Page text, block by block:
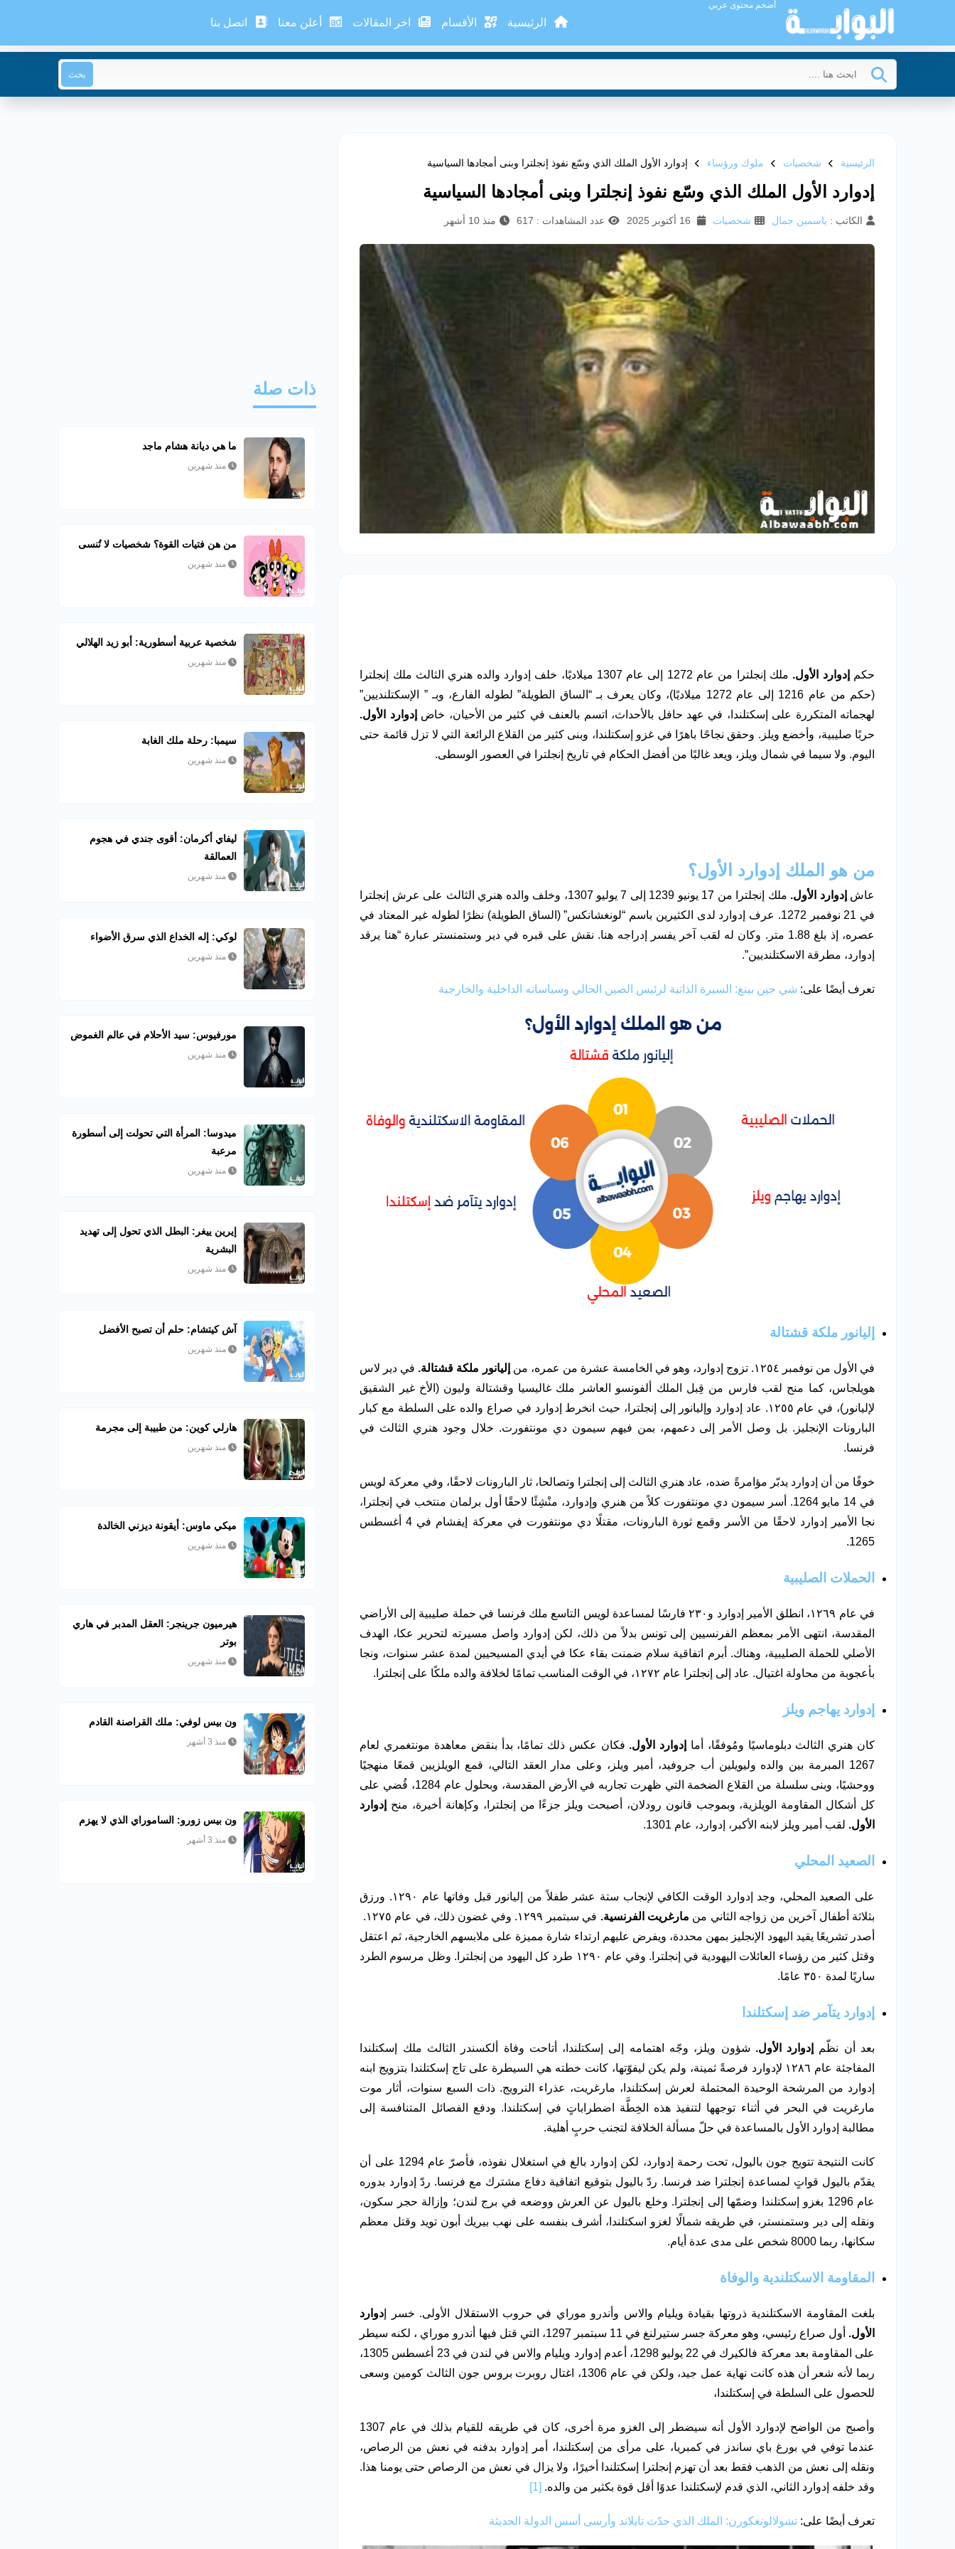
أضخم محتوى عربي
الرئيسية الأقسام اخر المقالات أعلن معنا اتصل بنا
بحث
الرئيسية شخصيات ملوك ورؤساء إدوارد الأول الملك الذي وسّع نفوذ إنجلترا وبنى أمجادها السياسية
إدوارد الأول الملك الذي وسّع نفوذ إنجلترا وبنى أمجادها السياسية
الكاتب : ياسمين جمال شخصيات عدد المشاهدات : 617 منذ 10 أشهر
حكم إدوارد الأول.
ملك إنجلترا من عام 1272 إلى عام 1307 ميلاديًا، خلف إدوارد والده هنري الثالث ملك إنجلترا
(حكم من عام 1216 إلى عام 1272 ميلاديًا)، وكان يعرف بـ “الساق الطويلة” لطوله الفارع، وبـ ” الإسكتلنديين”
لهجماته المتكررة على إسكتلندا، في عهد حافل بالأحداث، اتسم بالعنف في كثير من الأحيان، خاض إدوارد الأول.
حربًا صليبية، وأخضع ويلز. وحقق نجاحًا باهرًا في غزو إسكتلندا، وبنى كثير من القلاع الرائعة التي لا تزل قائمة حتى
اليوم. ولا سيما في شمال ويلز، ويعد غالبًا من أفضل الحكام في تاريخ إنجلترا في العصور الوسطى.
من هو الملك إدوارد الأول؟
عاش إدوارد الأول.
ملك إنجلترا من 17 يونيو 1239 إلى 7 يوليو 1307، وخلف والده هنري الثالث على عرش إنجلترا
في 21 نوفمبر 1272. عرف إدوارد لدى الكثيرين باسم “لونغشانكس” (الساق الطويلة) نظرًا لطوله غير المعتاد في
عصره، إذ بلغ 1.88 متر. وكان له لقب آخر يفسر إدراجه هنا. نقش على قبره في دير وستمنستر عبارة “هنا يرقد
إدوارد، مطرقة الاسكتلنديين”.
تعرف أيضًا على: شي جين بينغ: السيرة الذاتية لرئيس الصين الحالي وسياساته الداخلية والخارجية
إليانور ملكة قشتالة
في الأول من نوفمبر ١٢٥٤. تزوج إدوارد، وهو في الخامسة عشرة من عمره، من إليانور ملكة قشتالة. في دير لاس
هويلجاس، كما منح لقب فارس من قِبل الملك ألفونسو العاشر ملك غاليسيا وقشتالة وليون (الأخ غير الشقيق
لإليانور)، في عام ١٢٥٥. عاد إدوارد وإليانور إلى إنجلترا، حيث انخرط إدوارد في صراع والده على السلطة مع كبار
البارونات الإنجليز. بل وصل الأمر إلى دعمهم، بمن فيهم سيمون دي مونتفورت. خلال وجود هنري الثالث في
فرنسا.
خوفًا من أن إدوارد يدبّر مؤامرةً ضده، عاد هنري الثالث إلى إنجلترا وتصالحا، ثار البارونات لاحقًا، وفي معركة لويس
في 14 مايو 1264. أسر سيمون دي مونتفورت كلاً من هنري وإدوارد، منْشِئًا لاحقًا أول برلمان منتخب في إنجلترا،
نجا الأمير إدوارد لاحقًا من الأسر وقمع ثورة البارونات، مقتلًا دي مونتفورت في معركة إيفشام في 4 أغسطس
1265.
الحملات الصليبية
في عام ١٢٦٩، انطلق الأمير إدوارد و٢٣٠ فارسًا لمساعدة لويس التاسع ملك فرنسا في حملة صليبية إلى الأراضي
المقدسة، انتهى الأمر بمعظم الفرنسيين إلى تونس بدلاً من ذلك، لكن إدوارد واصل مسيرته لتحرير عكا، الهدف
الأصلي للحملة الصليبية، وهناك. أبرم اتفاقية سلام ضمنت بقاء عكا في أيدي المسيحيين لمدة عشر سنوات، ونجا
بأعجوبة من محاولة اغتيال. عاد إلى إنجلترا عام ١٢٧٢، في الوقت المناسب تمامًا لخلافة والده ملكًا على إنجلترا.
إدوارد يهاجم ويلز
كان هنري الثالث دبلوماسيًا ومُوفقًا، أما إدوارد الأول. فكان عكس ذلك تمامًا، بدأ بنقض معاهدة مونتغمري لعام
1267 المبرمة بين والده وليويلين أب جروفيد، أمير ويلز، وعلى مدار العقد التالي، قمع الويلزيين قمعًا منهجيًا
ووحشيًا، وبنى سلسلة من القلاع الضخمة التي ظهرت تجاربه في الأرض المقدسة، وبحلول عام 1284، قُضي على
كل أشكال المقاومة الويلزية، وبموجب قانون رودلان، أصبحت ويلز جزءًا من إنجلترا، وكإهانة أخيرة، منح
إدوارد
الأول. لقب أمير ويلز لابنه الأكبر، إدوارد، عام 1301.
الصعيد المحلي
على الصعيد المحلي، وجد إدوارد الوقت الكافي لإنجاب ستة عشر طفلاً من إليانور قبل وفاتها عام ١٢٩٠. ورزق
بثلاثة أطفال آخرين من زواجه الثاني من مارغريت الفرنسية.
في سبتمبر ١٢٩٩. وفي غضون ذلك، في عام ١٢٧٥.
أصدر تشريعًا يقيد اليهود الإنجليز بمهن محددة، ويفرض عليهم ارتداء شارة مميزة على ملابسهم الخارجية، ثم اعتقل
وقتل كثير من رؤساء العائلات اليهودية في إنجلترا. وفي عام ١٢٩٠ طرد كل اليهود من إنجلترا. وظل مرسوم الطرد
ساريًا لمدة ٣٥٠ عامًا.
إدوارد يتآمر ضد إسكتلندا
بعد أن نظّم إدوارد الأول. شؤون ويلز، وجّه اهتمامه إلى إسكتلندا، أتاحت وفاة ألكسندر الثالث ملك إسكتلندا
المفاجئة عام ١٢٨٦ لإدوارد فرصةً ثمينة، ولم يكن ليفوّتها، كانت خطته هي السيطرة على تاج إسكتلندا بتزويج ابنه
إدوارد من المرشحة الوحيدة المحتملة لعرش إسكتلندا، مارغريت، عذراء النرويج. ذات السبع سنوات، أثار موت
مارغريت في البحر في أثناء توجهها لتنفيذ هذه الخِطَّة اضطراباتٍ في إسكتلندا. ودفع الفصائل المتنافسة إلى
مطالبة إدوارد الأول بالمساعدة في حلّ مسألة الخلافة لتجنب حربٍ أهلية.
كانت النتيجة تتويج جون باليول، تحت رحمة إدوارد، لكن إدوارد بالغ في استغلال نفوذه، فأصرّ عام 1294 على أن
يقدّم باليول قواتٍ لمساعدة إنجلترا ضد فرنسا. ردّ باليول بتوقيع اتفاقية دفاع مشترك مع فرنسا. ردّ إدوارد بدوره
عام 1296 بغزو إسكتلندا وضمّها إلى إنجلترا. وخلع باليول عن العرش ووضعه في برج لندن؛ وإزالة حجر سكون،
ونقله إلى دير وستمنستر، في طريقه شمالًا لغزو اسكتلندا، أشرف بنفسه على نهب بيريك أبون تويد وقتل معظم
سكانها، ربما 8000 شخص على مدى عدة أيام.
المقاومة الاسكتلندية والوفاة
بلغت المقاومة الاسكتلندية ذروتها بقيادة ويليام والاس وأندرو موراي في حروب الاستقلال الأولى. خسر إ دوارد
الأول.
أول صراع رئيسي، وهو معركة جسر ستيرلنغ في 11 سبتمبر 1297، التي قتل فيها أندرو موراي ، لكنه سيطر
على المقاومة بعد معركة فالكيرك في 22 يوليو 1298، أعدم إدوارد ويليام والاس في لندن في 23 أغسطس 1305،
ربما لأنه شعر أن هذه كانت نهاية عمل جيد، ولكن في عام 1306، اغتال روبرت بروس جون الثالث كومين وسعى
للحصول على السلطة في إسكتلندا،
وأصبح من الواضح لإدوارد الأول أنه سيضطر إلى الغزو مرة أخرى، كان في طريقه للقيام بذلك في عام 1307
عندما توفي في بورغ باي ساندز في كمبريا، على مرأى من إسكتلندا، أمر إدوارد بدفنه في نعش من الرصاص،
ونقله إلى نعش من الذهب فقط بعد أن تهزم إنجلترا إسكتلندا أخيرًا، ولا يزال في نعش من الرصاص حتى يومنا هذا.
وقد خلفه إدوارد الثاني، الذي قدم لإسكتلندا عدوًا أقل قوة بكثير من والده. [1]
تعرف أيضًا على: تشولالونغكورن: الملك الذي حدّث تايلاند وأرسى أسس الدولة الحديثة
ذات صلة
ما هي ديانة هشام ماجد
منذ شهرين
من هن فتيات القوة؟ شخصيات لا تُنسى
منذ شهرين
شخصية عربية أسطورية: أبو زيد الهلالي
منذ شهرين
سيمبا: رحلة ملك الغابة
منذ شهرين
ليفاي أكرمان: أقوى جندي في هجوم
العمالقة
منذ شهرين
لوكي: إله الخداع الذي سرق الأضواء
منذ شهرين
مورفيوس: سيد الأحلام في عالم الغموض
منذ شهرين
ميدوسا: المرأة التي تحولت إلى أسطورة
مرعبة
منذ شهرين
إيرين ييغر: البطل الذي تحول إلى تهديد
البشرية
منذ شهرين
آش كيتشام: حلم أن تصبح الأفضل
منذ شهرين
هارلي كوين: من طبيبة إلى مجرمة
منذ شهرين
ميكي ماوس: أيقونة ديزني الخالدة
منذ شهرين
هيرميون جرينجر: العقل المدبر في هاري
بوتر
منذ شهرين
ون بيس لوفي: ملك القراصنة القادم
منذ 3 أشهر
ون بيس زورو: الساموراي الذي لا يهزم
منذ 3 أشهر